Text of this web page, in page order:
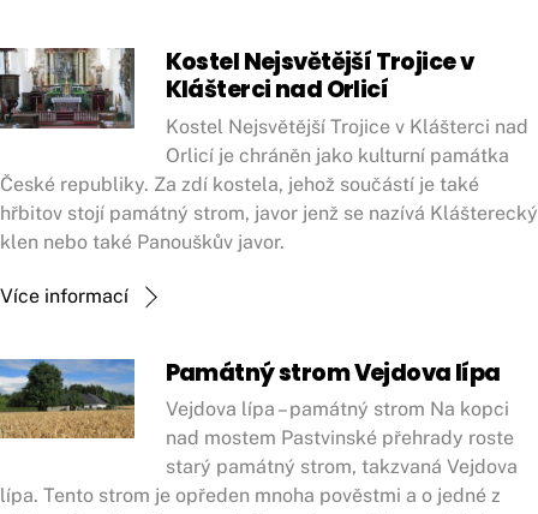
Kostel Nejsvětější Trojice v
Klášterci nad Orlicí
Kostel Nejsvětější Trojice v Klášterci nad
Orlicí je chráněn jako kulturní památka
České republiky. Za zdí kostela, jehož součástí je také
hřbitov stojí památný strom, javor jenž se nazívá Klášterecký
klen nebo také Panouškův javor.
Více informací
Památný strom Vejdova lípa
Vejdova lípa – památný strom Na kopci
nad mostem Pastvinské přehrady roste
starý památný strom, takzvaná Vejdova
lípa. Tento strom je opředen mnoha pověstmi a o jedné z